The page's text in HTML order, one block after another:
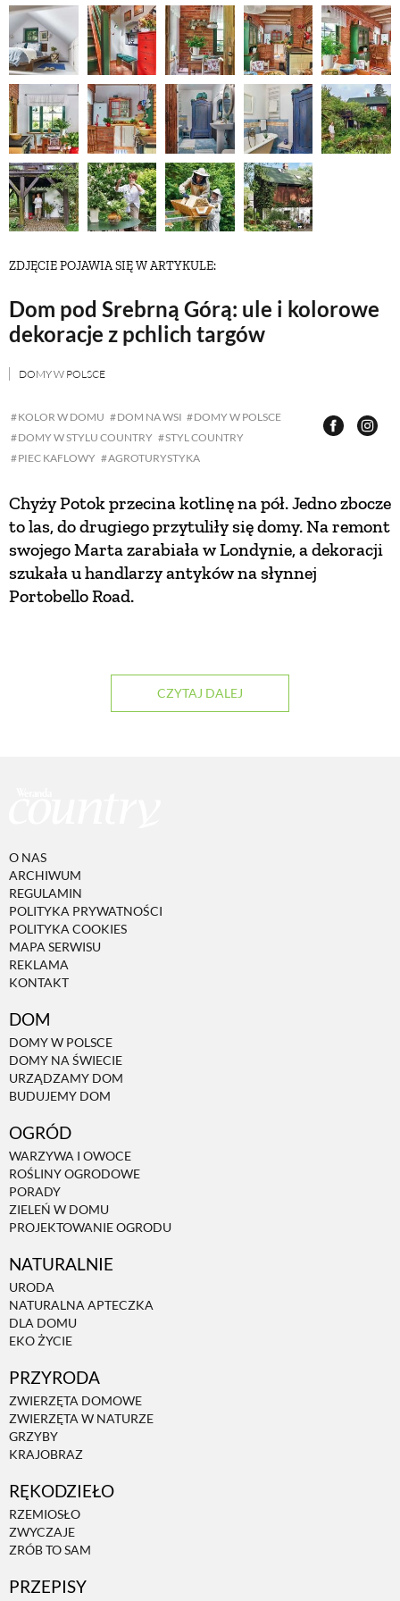
ZDJĘCIE POJAWIA SIĘ W ARTYKULE:
Dom pod Srebrną Górą: ule i kolorowe
dekoracje z pchlich targów
DOMY W POLSCE
KOLOR W DOMU DOM NA WSI
DOMY W POLSCE
DOMY W STYLU COUNTRY
STYL COUNTRY
PIEC KAFLOWY
AGROTURYSTYKA
Chyży Potok przecina kotlinę na pół. Jedno zbocze
to las, do drugiego przytuliły się domy. Na remont
swojego Marta zarabiała w Londynie, a dekoracji
szukała u handlarzy antyków na słynnej
Portobello Road.
CZYTAJ DALEJ
O NAS
ARCHIWUM
REGULAMIN
POLITYKA PRYWATNOŚCI
POLITYKA COOKIES
MAPA SERWISU
REKLAMA
KONTAKT
DOM
DOMY W POLSCE
DOMY NA ŚWIECIE
URZĄDZAMY DOM
BUDUJEMY DOM
OGRÓD
WARZYWA I OWOCE
ROŚLINY OGRODOWE
PORADY
ZIELEŃ W DOMU
PROJEKTOWANIE OGRODU
NATURALNIE
URODA
NATURALNA APTECZKA
DLA DOMU
EKO ŻYCIE
PRZYRODA
ZWIERZĘTA DOMOWE
ZWIERZĘTA W NATURZE
GRZYBY
KRAJOBRAZ
RĘKODZIEŁO
RZEMIOSŁO
ZWYCZAJE
ZRÓB TO SAM
PRZEPISY
ZWIERZĘTA W NATURZE
GRZYBY
KRAJOBRAZ
RĘKODZIEŁO
RZEMIOSŁO
ZWYCZAJE
PRZEPISY
ŚNIADANIA
PRZYSTAWKI
CIASTA I DESERY